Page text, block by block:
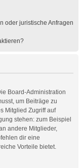
oder juristische Anfragen
Board-Administration
um Beiträge zu
Mitglied Zugriff auf
stehen: zum Beispiel
andere Mitglieder,
dir eine
Vorteile bietet.